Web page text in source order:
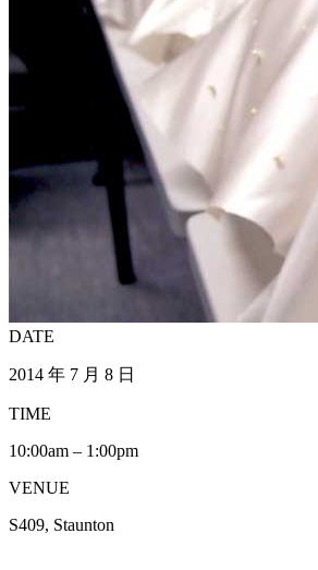
DATE
2014 年 7 月 8 日
TIME
10:00am – 1:00pm
VENUE
S409, Staunton